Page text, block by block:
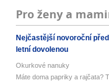
Pro ženy a
Nejčastější novoroční
letní dovolenou
Okurkové nanuky
Máte doma papriky a rajčata?